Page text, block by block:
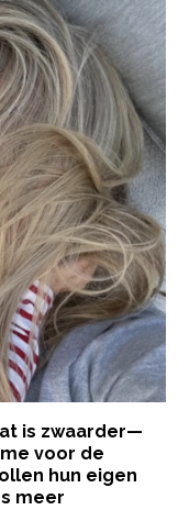
is zwaarder—
voor de
hun eigen
meer